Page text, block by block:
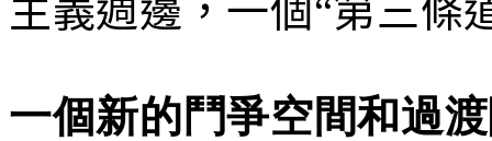
主義週邊，一個“第三條
一個新的鬥爭空間和過